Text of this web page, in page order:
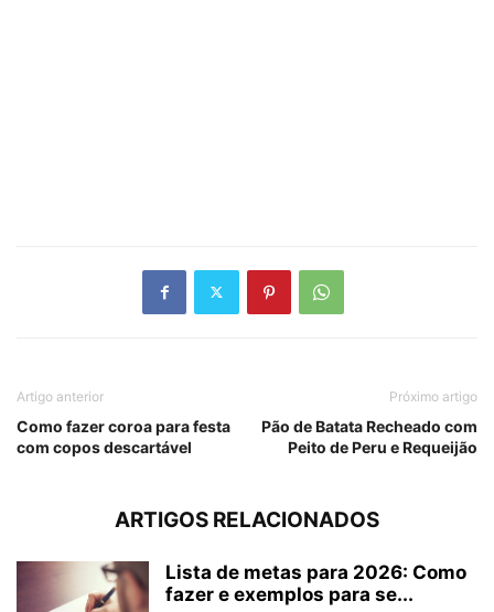
Artigo anterior
Como fazer coroa para festa
com copos descartável
Próximo artigo
Pão de Batata Recheado com
Peito de Peru e Requeijão
ARTIGOS RELACIONADOS
Lista de metas para 2026: Como
fazer e exemplos para se...